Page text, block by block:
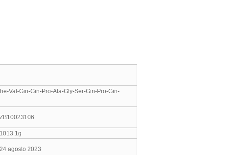
Val-Gin-Gin-Pro-Ala-Gly-Ser-Gin-Pro-Gin-
ZB10023106
1013.1g
24 agosto 2023